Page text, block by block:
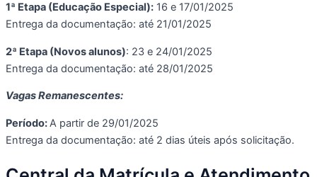
1ª Etapa (Educação Especial): 16 e 17/01/2025
Entrega da documentação: até 21/01/2025
2ª Etapa (Novos alunos): 23 e 24/01/2025
Entrega da documentação: até 28/01/2025
Vagas Remanescentes:
Período:A partir de 29/01/2025
Entrega da documentação: até 2 dias úteis após solicitação.